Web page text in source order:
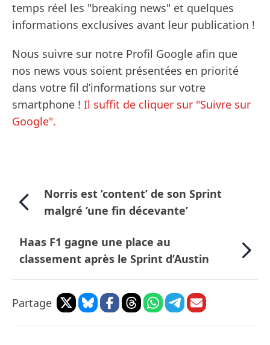
temps réel les "breaking news" et quelques
informations exclusives avant leur publication !
Nous suivre sur notre Profil Google afin que
nos news vous soient présentées en priorité
dans votre fil d’informations sur votre
smartphone ! Il suffit de cliquer sur "Suivre sur
Google".
Norris est ’content’ de son Sprint
malgré ’une fin décevante’
Haas F1 gagne une place au
classement après le Sprint d’Austin
Partage